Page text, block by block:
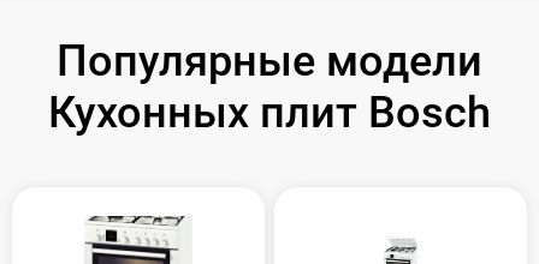
Популярные модели
Кухонных плит Bosch